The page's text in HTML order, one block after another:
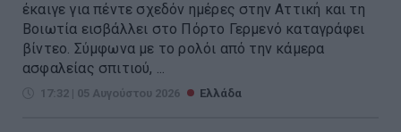
έκαιγε για πέντε σχεδόν ημέρες στην Αττική και τη
Βοιωτία εισβάλλει στο Πόρτο Γερμενό καταγράφει
βίντεο. Σύμφωνα με το ρολόι από την κάμερα
ασφαλείας σπιτιού, ...
17:32 | 05 Αυγούστου 2026 Ελλάδα